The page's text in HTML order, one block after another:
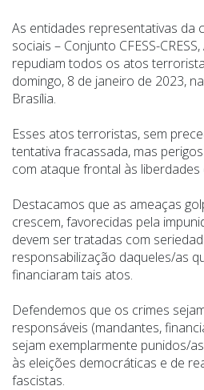
As entidades representativas da
sociais – Conjunto CFESS-
repudiam todos os atos
domingo, 8 de janeiro de 2023,
Brasília.
Esses atos terroristas, sem
tentativa fracassada, mas
com ataque frontal às liberdades
Destacamos que as ameaças
crescem, favorecidas pela
devem ser tratadas com
responsabilização daqueles/as
financiaram tais atos.
Defendemos que os crimes
responsáveis (mandantes,
sejam exemplarmente punidos/
às eleições democráticas e de
fascistas.